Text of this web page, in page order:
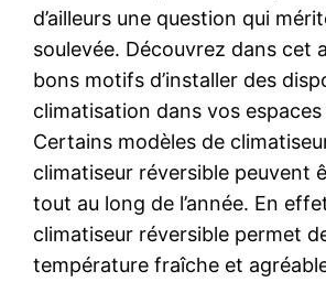
d’ailleurs une question qui
soulevée. Découvrez dans cet
bons motifs d’installer des
climatisation dans vos espaces
Certains modèles de
climatiseur réversible peuvent
tout au long de l’année. En
climatiseur réversible permet
température fraîche et